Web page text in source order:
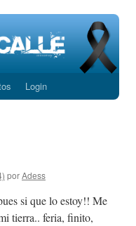
Login
porAdess
si que lo estoy!! Me
tierra.. feria, finito,